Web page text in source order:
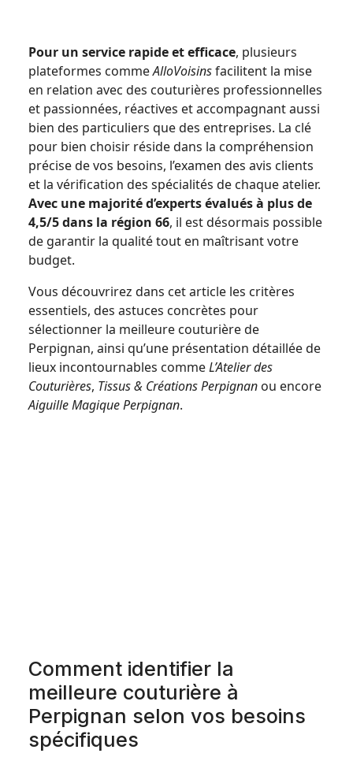
Pour un service rapide et efficace, plusieurs
plateformes commeAlloVoisinsfacilitent la mise
en relation avec des couturières professionnelles
et passionnées, réactives et accompagnant aussi
bien des particuliers que des entreprises. La clé
pour bien choisir réside dans la compréhension
précise de vos besoins, l’examen des avis clients
et la vérification des spécialités de chaque atelier.
Avec une majorité d’experts évalués à plus de
4,5/5 dans la région 66, il est désormais possible
de garantir la qualité tout en maîtrisant votre
budget.
Vous découvrirez dans cet article les critères
essentiels, des astuces concrètes pour
sélectionner la meilleure couturière de
Perpignan, ainsi qu’une présentation détaillée de
lieux incontournables commeL’Atelier des
Couturières, Tissus & Créations Perpignan ou encore
Aiguille Magique Perpignan.
Comment identifier la
meilleure couturière à
Perpignan selon vos besoins
spécifiques